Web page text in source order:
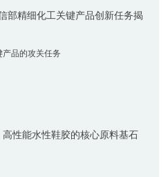
部精细化工关键产品创新任务揭
品的攻关任务
高性能水性鞋胶的核心原料基石